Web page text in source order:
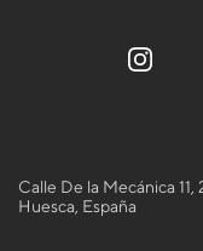
Calle De la Mecánica 11,
Huesca, España